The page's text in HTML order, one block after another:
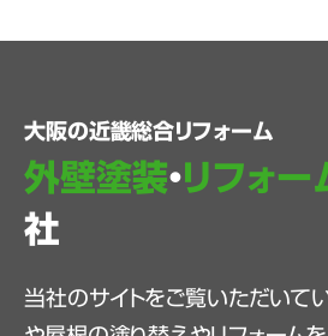
大阪の近畿総合リフォーム
外壁塗装・リフォー
社
当社のサイトをご覧いただいて